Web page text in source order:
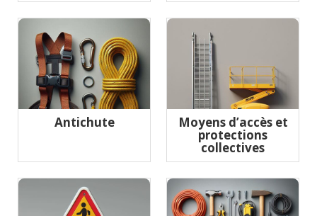
Antichute Moyens d’accès et
protections
collectives